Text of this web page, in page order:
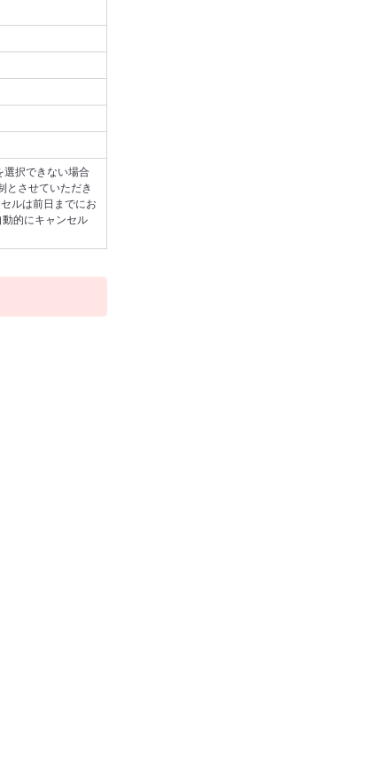
択できない場合
とさせていただき
ルは前日までにお
的にキャンセル